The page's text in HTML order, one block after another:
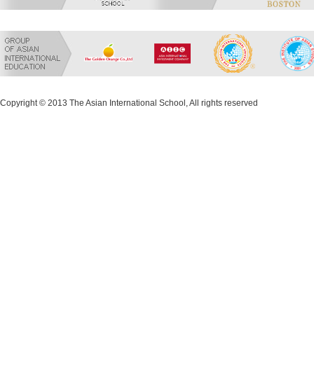
Copyright © 2013 The Asian International School, All rights reserved